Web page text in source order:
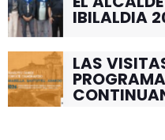
IBILALDIA
LAS